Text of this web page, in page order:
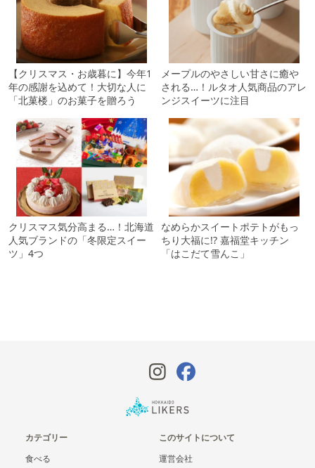
【クリスマス・お歳暮に】今年1
年の感謝を込めて！大切な人に
「北菓楼」のお菓子を贈ろう
メープルのやさしい甘さに癒や
される…！ルタオ人気商品のアレ
ンジスイーツに注目
クリスマス気分高まる…！北海道
人気ブランドの「冬限定スイー
ツ」4つ
なめらかスイートポテトがもっ
ちり大福に!? 嘉福堂キッチン
「はこだて雪んこ」
カテゴリー
食べる
このサイトについて
運営会社